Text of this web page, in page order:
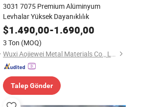
3031 7075 Premium Alüminyum
Levhalar Yüksek Dayanıklılık
$1.490,00-1.690,00
3 Ton (MOQ)
Wuxi Aojiewei Metal Materials Co., Ltd.
Talep Gönder